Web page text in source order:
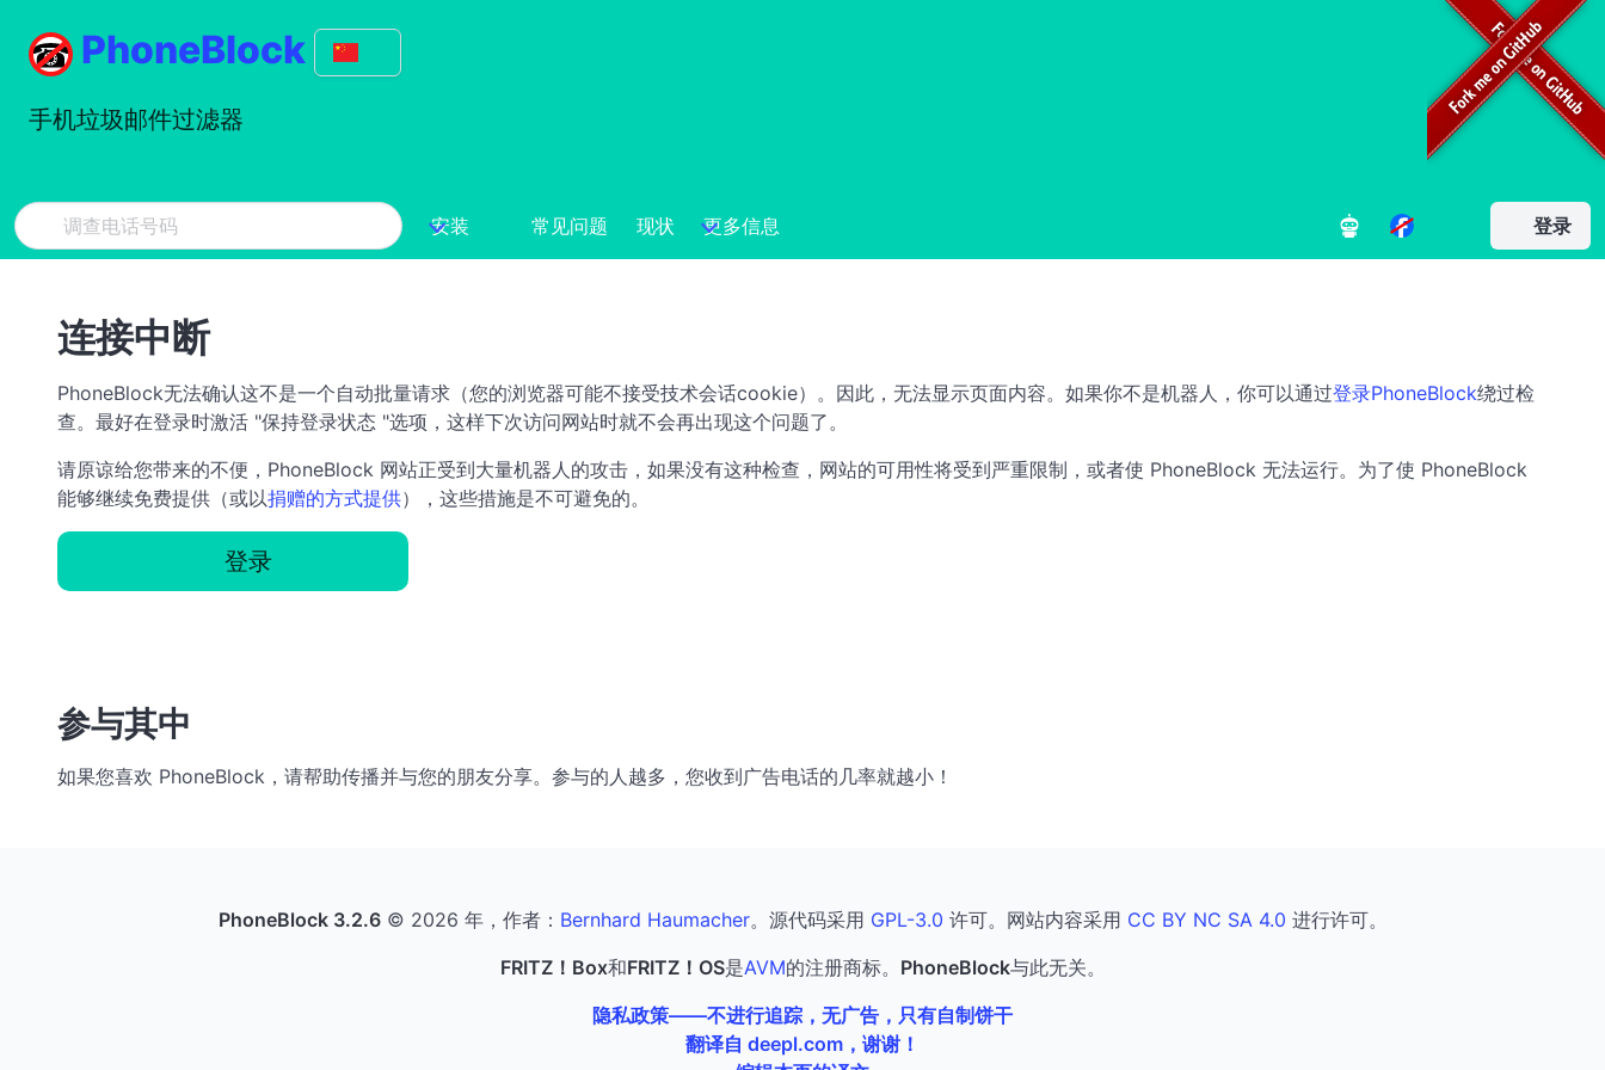
PhoneBlock
手机垃圾邮件过滤器
安装 常见问题 现状 更多信息 登录
连接中断
PhoneBlock无法确认这不是一个自动批量请求（您的浏览器可能不接受技术会话cookie）。因此，无法显示页面内容。如果你不是机器人，你可以通过登录PhoneBlock绕过检
查。最好在登录时激活 "保持登录状态 "选项，这样下次访问网站时就不会再出现这个问题了。
请原谅给您带来的不便，PhoneBlock 网站正受到大量机器人的攻击，如果没有这种检查，网站的可用性将受到严重限制，或者使 PhoneBlock 无法运行。为了使 PhoneBlock
能够继续免费提供（或以捐赠的方式提供），这些措施是不可避免的。
登录
参与其中
如果您喜欢 PhoneBlock，请帮助传播并与您的朋友分享。参与的人越多，您收到广告电话的几率就越小！
PhoneBlock 3.2.6© 2026 年，作者： Bernhard Haumacher。源代码采用 GPL-3.0 许可。网站内容采用 CC BY NC SA 4.0 进行许可。
FRITZ！Box和FRITZ！OS是AVM的注册商标。 PhoneBlock与此无关。
隐私政策——不进行追踪，无广告，只有自制饼干
翻译自 deepl.com，谢谢！